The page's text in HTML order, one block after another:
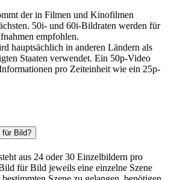
der in Filmen und Kinofilmen
50i- und 60i-Bildraten werden für
empfohlen.
hauptsächlich in anderen Ländern als
Staaten verwendet. Ein 50p-Video
pro Zeiteinheit wie ein 25p-
für Bild?
aus 24 oder 30 Einzelbildern pro
für Bild jeweils eine einzelne Szene